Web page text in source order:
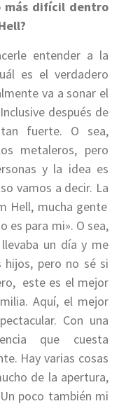
más difícil dentro
entender a la
es el verdadero
va a sonar el
después de
fuerte. O sea,
metaleros, pero
y la idea es
vamos a decir. La
Hell, mucha gente
es para mi». O sea,
un día y me
hijos, pero no sé si
este es el mejor
Aquí, el mejor
Con una
que cuesta
Hay varias cosas
de la apertura,
Un poco también mi